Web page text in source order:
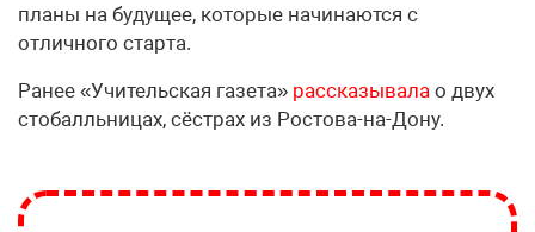
планы на будущее, которые начинаются с
отличного старта.
Ранее «Учительская газета» рассказывала о двух
стобалльницах, сёстрах из Ростова-на-Дону.